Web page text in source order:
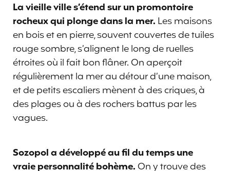
La vieille ville s’étend sur un promontoire
rocheux qui plonge dans la mer. Les maisons
en bois et en pierre, souvent couvertes de tuiles
rouge sombre, s’alignent le long de ruelles
étroites où il fait bon flâner. On aperçoit
régulièrement la mer au détour d’une maison,
et de petits escaliers mènent à des criques, à
des plages ou à des rochers battus par les
vagues.
Sozopol a développé au fil du temps une
vraie personnalité bohème.On y trouve des